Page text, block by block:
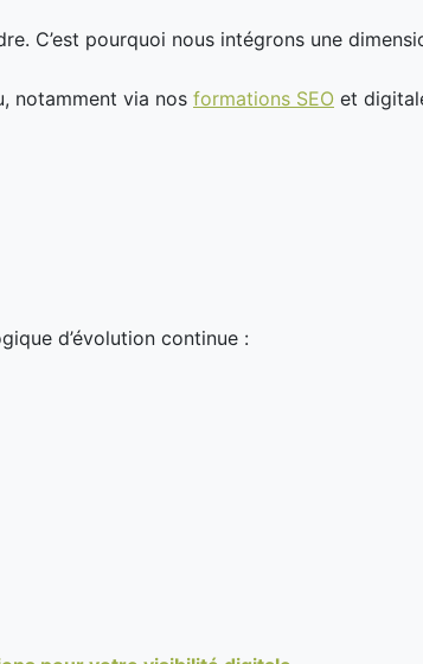
C’est pourquoi nous intégrons une
notamment via nos formations SEO et
d’évolution continue :